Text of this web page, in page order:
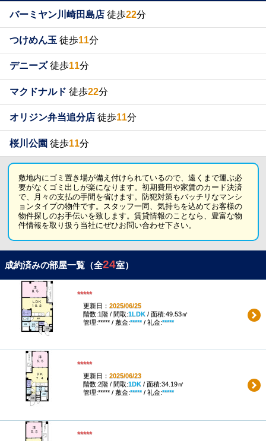
バーミヤン川崎田島店 徒歩22分
つけめん玉 徒歩11分
デニーズ徒歩11分
マクドナルド 徒歩22分
オリジン弁当追分店 徒歩11分
桜川公園 徒歩11分
敷地内にゴミ置き場が備え付けられているので、遠くまで運ぶ必
要がなくゴミ出しが楽になります。初期費用や家賃のカード決済
で、月々の支払の手間を省けます。防犯対策もバッチリなマンシ
ョンタイプの物件です。スタッフ一同、気持ちを込めてお客様の
物件探しのお手伝いを致します。賃貸情報のことなら、豊富な物
件情報を取り扱う当社にぜひお問い合わせ下さい。
成約済みの部屋一覧（全24室）
*****
更新日： 2025/06/25
階数:1階 / 間取:1LDK/ 面積:49.53㎡
管理:***** / 敷金:*****/ 礼金:*****
*****
更新日： 2025/06/23
階数:2階 / 間取:1DK/ 面積:34.19㎡
管理:***** / 敷金:*****/ 礼金:*****
*****